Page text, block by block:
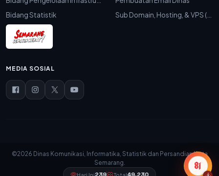
Bidang Statistik
Sub Domain, Hosting, & VPS (…
MEDIA SOSIAL
©2026 Dinas Komunikasi, Informatika, Statistik dan Persandian Kota
Semarang.
Hari Ini Total